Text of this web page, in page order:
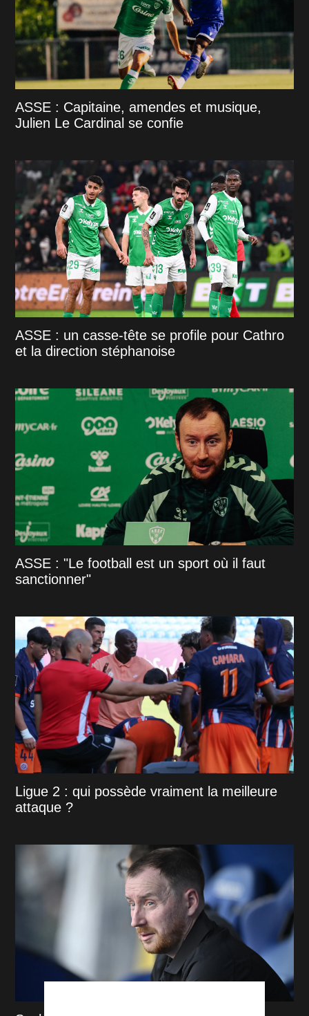
ASSE : Capitaine, amendes et musique,
Julien Le Cardinal se confie
ASSE : un casse-tête se profile pour Cathro
et la direction stéphanoise
ASSE : "Le football est un sport où il faut
sanctionner"
Ligue 2 : qui possède vraiment la meilleure
attaque ?